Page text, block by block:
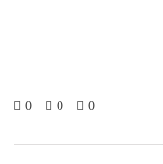
0 0 0